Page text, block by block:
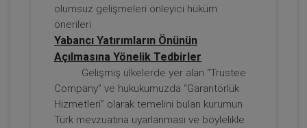
Tüketici Hukuku Enstitüsü
olumsuz gelişmeleri önleyici hüküm
önerileri
Yabancı Yatırımların Önünün
Açılmasına Yönelik Tedbirler
Gelişmiş ülkelerde yer alan “Trustee
Company” ve hukukumuzda “Garantörlük
Hizmetleri” olarak temelini bulan kurumun
Türk mevzuatına uyarlanması ve böylelikle